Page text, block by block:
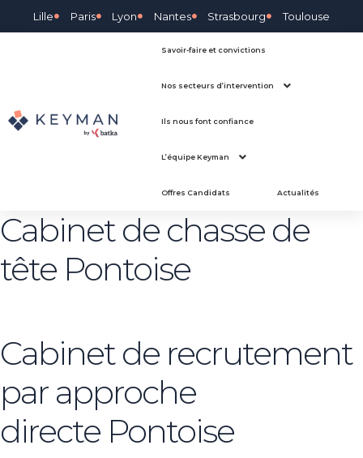
Lille Paris Lyon Nantes Strasbourg Toulouse
Savoir-faire et convictions
Nos secteurs d’intervention
Ils nous font confiance
L’équipe Keyman
Offres Candidats Actualités
Cabinet de chasse de
tête Pontoise
Cabinet de recrutement
par approche
directe Pontoise